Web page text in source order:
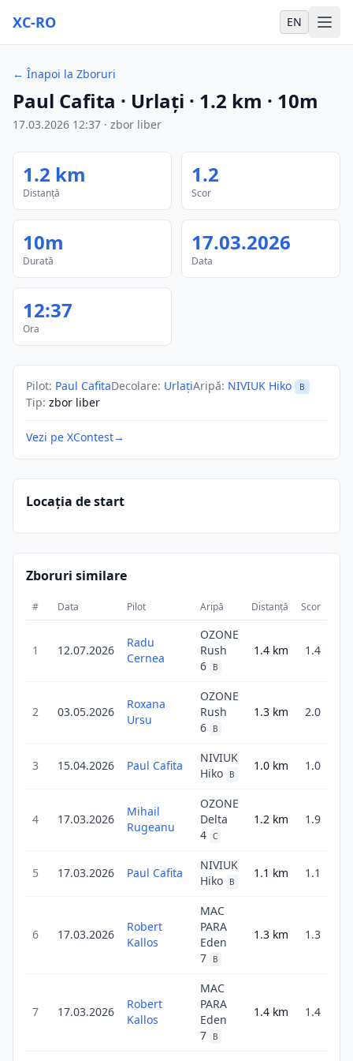
XC-RO EN
← Înapoi la Zboruri
Paul Cafita · Urlați · 1.2 km · 10m
17.03.2026 12:37 · zbor liber
1.2 km
Distanță
1.2
Scor
10m
Durată
17.03.2026
Data
12:37
Ora
Pilot: Paul CafitaDecolare: UrlațiAripă: NIVIUK Hiko B
Tip: zbor liber
Vezi pe XContest→
Locația de start
Zboruri similare
# Data Pilot Aripă Distanță Scor
1 12.07.2026
Radu
Cernea
OZONE
Rush
6
B
1.4 km 1.4
2 03.05.2026
Roxana
Ursu
OZONE
Rush
6
B
1.3 km 2.0
3 15.04.2026 Paul Cafita
NIVIUK
Hiko
B
1.0 km 1.0
4 17.03.2026
Mihail
Rugeanu
OZONE
Delta
4 C
1.2 km 1.9
5 17.03.2026 Paul Cafita
NIVIUK
Hiko
B
1.1 km 1.1
6 17.03.2026
Robert
Kallos
MAC
PARA
Eden
7
B
1.3 km 1.3
7 17.03.2026
Robert
Kallos
MAC
PARA
Eden
7
B
1.4 km 1.4